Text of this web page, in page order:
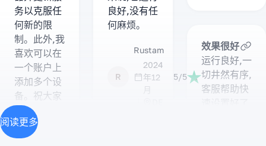
务以克服任
何新的限
制。此外,我
喜欢可以在
一个账户上
添加多个设
备。祝大家
有美好的一
天!
良好,没有任
何麻烦。
R
Rustam
2024
年12
月
5/5
效果很好
运行良好,一
切井然有序,
客服帮助快
阅读更多